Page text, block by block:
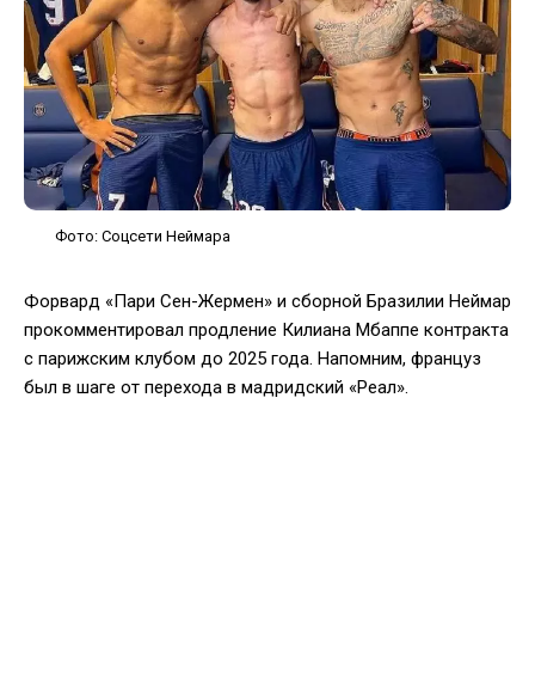
Фото: Соцсети Неймара
Форвард «Пари Сен-Жермен» и сборной Бразилии Неймар
прокомментировал продление Килиана Мбаппе контракта
с парижским клубом до 2025 года. Напомним, француз
был в шаге от перехода в мадридский «Реал».